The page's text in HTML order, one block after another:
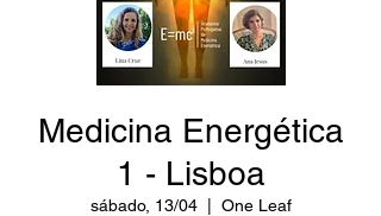
Medicina Energética
1 - Lisboa
sábado, 13/04
  |
One Leaf